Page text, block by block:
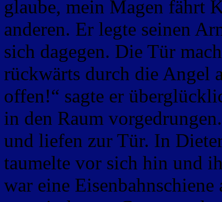
glaube, mein Magen fährt
anderen. Er legte seinen
sich dagegen. Die Tür
rückwärts durch die Angel
offen!“ sagte er
in den Raum
und liefen zur Tür. In
taumelte vor sich hin und
war eine